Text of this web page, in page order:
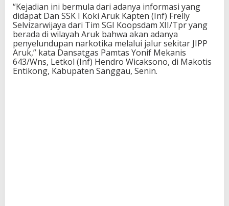
“Kejadian ini bermula dari adanya informasi yang
didapat Dan SSK I Koki Aruk Kapten (Inf) Frelly
Selvizarwijaya dari Tim SGI Koopsdam XII/Tpr yang
berada di wilayah Aruk bahwa akan adanya
penyelundupan narkotika melalui jalur sekitar JIPP
Aruk,” kata Dansatgas Pamtas Yonif Mekanis
643/Wns, Letkol (Inf) Hendro Wicaksono, di Makotis
Entikong, Kabupaten Sanggau, Senin.